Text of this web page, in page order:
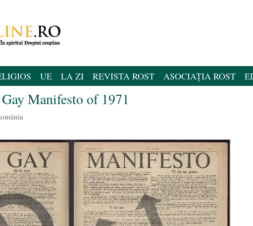
UE LA ZI REVISTA ROST ASOCIAȚIA ROST
Manifesto of 1971